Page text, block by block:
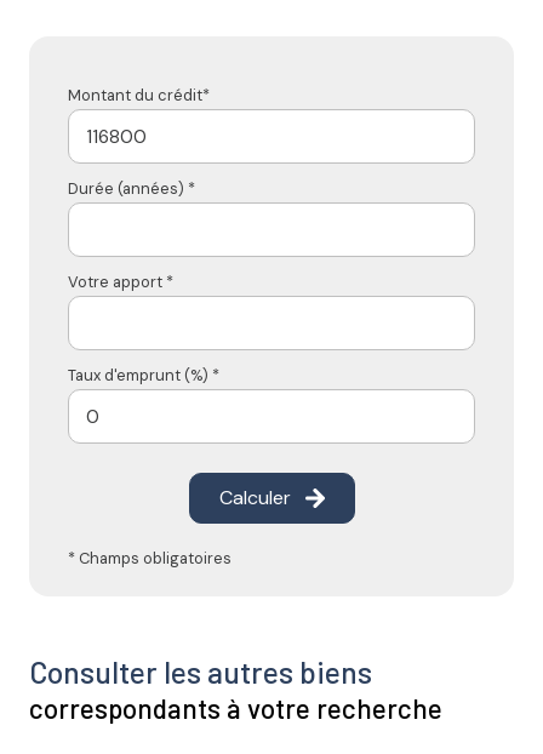
Montant du crédit*
Durée (années) *
Votre apport *
Taux d'emprunt (%) *
Calculer
* Champs obligatoires
Consulter les autres biens
correspondants à votre recherche